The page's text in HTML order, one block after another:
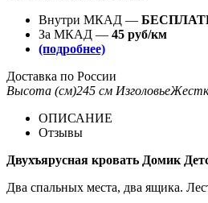
Внутри МКАД —
За МКАД — 45 руб/км
(подробнее)
Доставка по России
Высота (см)245 см Изголовье
ОПИСАНИЕ
Отзывы
Двухъярусная кровать Домик
Два спальных места, два ящика.